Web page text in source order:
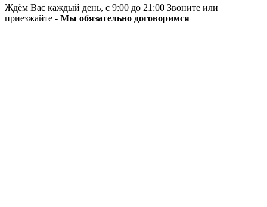
Ждём Вас каждый день, с 9:00 до 21:00 Звоните или
приезжайте - Мы обязательно договоримся